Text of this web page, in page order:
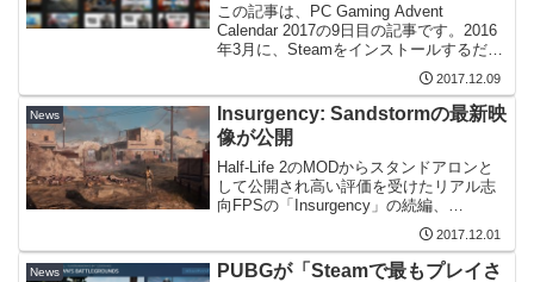
この記事は、PC Gaming Advent
Calendar 2017の9日目の記事です。2016
年3月に、Steamをインストールするだけ
でプレイ可能なゲームについての記事を
公開しました。関連記事：Steamをイン
ストールしただけで遊べ...
2017.12.09
News
Insurgency: Sandstormの最新映
像が公開
Half-Life 2のMODからスタンドアロンと
して公開され高い評価を受けたリアル志
向FPSの「Insurgency」の続編、
「Insurgency: Sand Storm」の最新映像
が公開されました。関連記事：ストーリ
ーや車両が登場する...
2017.12.01
News
PUBGが「Steamで最もプレイさ